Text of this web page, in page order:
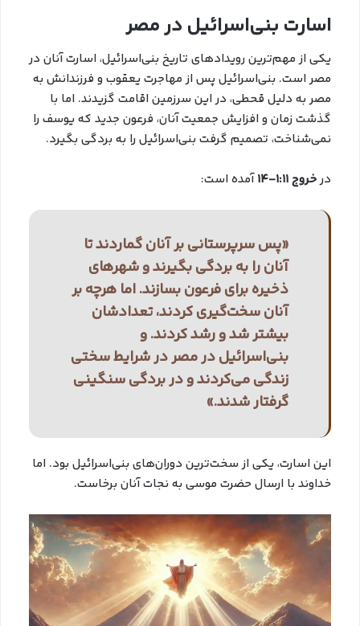
اسارت بنی‌اسرائیل در مصر
یکی از مهم‌ترین رویدادهای تاریخ بنی‌اسرائیل، اسارت آنان در
مصر است. بنی‌اسرائیل پس از مهاجرت یعقوب و فرزندانش به
مصر به دلیل قحطی، در این سرزمین اقامت گزیدند. اما با
گذشت زمان و افزایش جمعیت آنان، فرعون جدید که یوسف را
نمی‌شناخت، تصمیم گرفت بنی‌اسرائیل را به بردگی بگیرد.
درخروج 1:11-14 آمده است:
«پس سرپرستانی بر آنان گماردند تا
آنان را به بردگی بگیرند و شهرهای
ذخیره برای فرعون بسازند. اما هرچه بر
آنان سخت‌گیری کردند، تعدادشان
بیشتر شد و رشد کردند. و
بنی‌اسرائیل در مصر در شرایط سختی
زندگی می‌کردند و در بردگی سنگینی
گرفتار شدند.»
این اسارت، یکی از سخت‌ترین دوران‌های بنی‌اسرائیل بود. اما
خداوند با ارسال حضرت موسی به نجات آنان برخاست.